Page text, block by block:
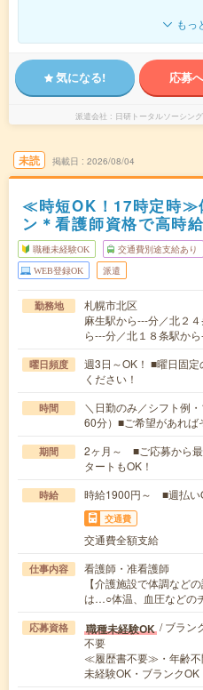
もっ
気になる! 応募
派遣会社 日研トータルソーシン
未読 掲載日 2026/08/04
≪時短OK！17時定時≫
ン＊看護師資格で高時
職種未経験OK 交通費別途支給あり
WEB登録OK 派遣
勤務地
札幌市北区
麻生駅から---分／北２
ら---分／北１８条駅か
曜日頻度
週3日～OK！ ■曜日固
ください！
時間
＼日勤のみ／シフト例
60分）■ご希望があれ
期間
2ヶ月～ ■ご応募から
タートもOK！
時給 時給1900円～ ■週払
交通費
交通費全額支給
仕事内容
看護師・准看護師
【介護施設で体調など
は…○体温、血圧などの
応募資格 職種未経験OK / ブラン
不要
≪履歴書不要≫・年齢不
未経験OK・ブランク